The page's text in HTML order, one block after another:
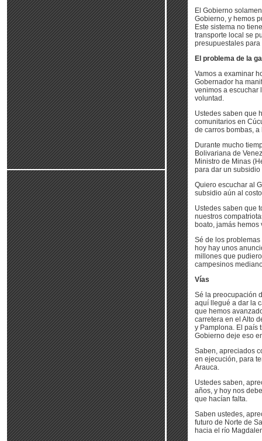
El Gobierno
Gobierno, y hemos
Este sistema no
transporte local se
presupuestales
El problema de la
Vamos a examinar
Gobernador ha
venimos a escuchar
voluntad.
Ustedes saben que
comunitarios en
de carros bombas,
Durante mucho
Bolivariana de
Ministro de Minas
para dar un
Quiero escuchar al
subsidio aún al
Ustedes saben que
nuestros
boato, jamás hemos
Sé de los
hoy hay unos
millones que
campesinos
Vías
Sé la preocupación
aquí llegué a dar la
que hemos
carretera en el Alto
y Pamplona. El país
Gobierno deje eso
Saben, apreciados
en ejecución, para
Arauca.
Ustedes saben,
años, y hoy nos
que hacían falta.
Saben ustedes,
futuro de Norte de
hacia el río